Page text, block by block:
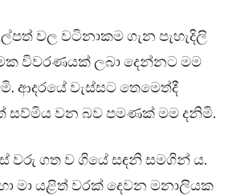
වල වටිනාකම ගැන පැහැදිලි
විවරණයක් ලබා දෙන්නට මම
ආදරයේ වැස්සට තෙමෙත්දී
සව්මිය වන බව පමණක් මම දනිමි.
වරු ගත ව ගියේ සඳනි සමගින් ය.
මා යළිත් වරක් දෙවන මනාලියක